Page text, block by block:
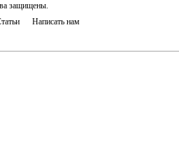
защищены.
Написать нам